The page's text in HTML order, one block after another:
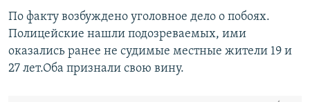
По факту возбуждено уголовное дело о побоях.
Полицейские нашли подозреваемых, ими
оказались ранее не судимые местные жители 19 и
27 лет.Оба признали свою вину.